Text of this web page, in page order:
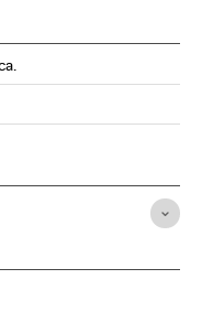
Facebook